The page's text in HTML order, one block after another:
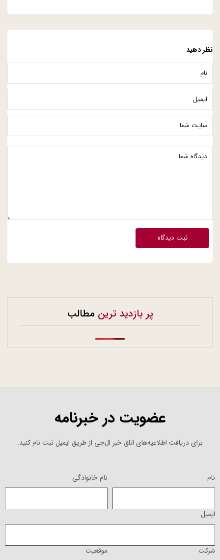
نظر دهید
ثبت دیدگاه
پر بازدید ترین مطالب
عضویت در خبرنامه
برای دریافت اطلاعیه‌های اتاق خبر ال‌جی از طریق ایمیل ثبت نام کنید.
نام نام خانوادگی
ایمیل
شرکت موقعیت